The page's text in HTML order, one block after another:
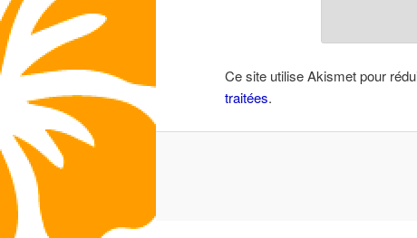
Ce site utilise Akismet pour
traitées.